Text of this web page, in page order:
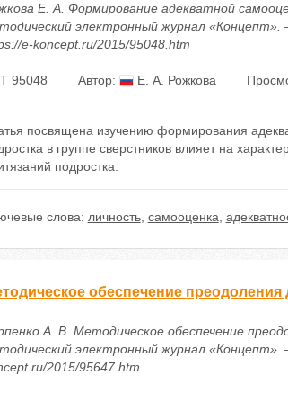
Е. А. Формирование адекватной
электронный журнал «Концепт».
e-koncept.ru/2015/95048.htm
95048 Автор: Е. А. Рожкова
посвящена изучению формирования
в группе сверстников влияет на
подростка.
слова: личность, самооценка
обеспечение
А. В. Методическое обеспечение
электронный журнал «Концепт».
2015/95647.htm